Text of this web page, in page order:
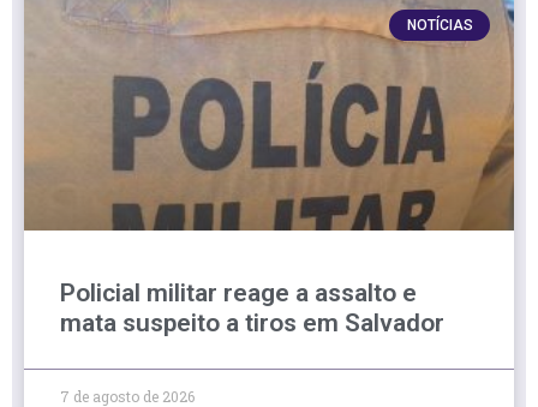
NOTÍCIAS
Policial militar reage a assalto e
mata suspeito a tiros em Salvador
7 de agosto de 2026